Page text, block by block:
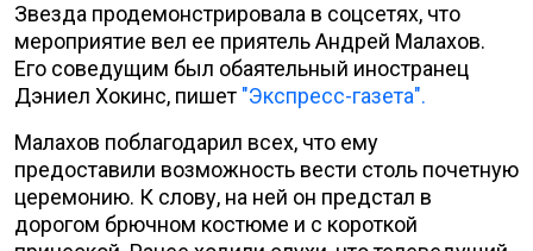
Звезда продемонстрировала в соцсетях, что
мероприятие вел ее приятель Андрей Малахов.
Его соведущим был обаятельный иностранец
Дэниел Хокинс, пишет "Экспресс-газета".
Малахов поблагодарил всех, что ему
предоставили возможность вести столь почетную
церемонию. К слову, на ней он предстал в
дорогом брючном костюме и с короткой